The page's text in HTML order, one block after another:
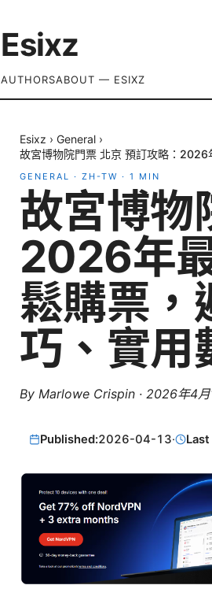
Esixz
AUTHORSABOUT — ESIXZ
Esixz › General ›
故宮博物院門票 北京 預訂攻略：
GENERAL · ZH-TW · 1 MIN
故宮博物
2026年
鬆購票，
巧、實用
By Marlowe Crispin · 2026年4月
Published:2026-04-13·